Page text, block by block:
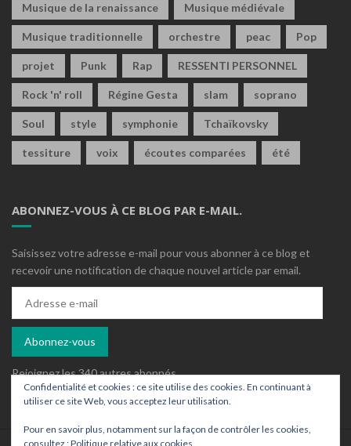
Musique de la renaissance Musique médiévale
Musique traditionnelle orchestre peac Pop
projet Punk Rap RESSENTI PERSONNEL
Rock 'n' roll Régine Gesta slam soprano
Soul style symphonie Tchaïkovsky
tessiture voix écoutes comparées été
ABONNEZ-VOUS À CE BLOG PAR E-MAIL.
Saisissez votre adresse e-mail pour vous abonner à ce blog et
recevoir une notification de chaque nouvel article par email.
mail
Abonnez-vous
Rejoignez les 340 autres abonnés
Confidentialité et cookies : ce site utilise des cookies. En continuant à
utiliser ce site Web, vous acceptez leur utilisation.
Pour en savoir plus, notamment sur la façon de contrôler les cookies,
consultez :Politique relative aux cookies